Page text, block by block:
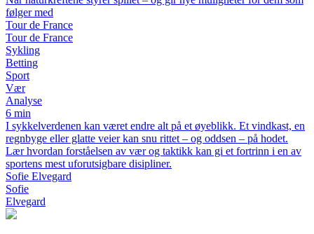
følger med
Tour de France
Tour de France
Sykling
Betting
Sport
Vær
Analyse
6 min
I sykkelverdenen kan været endre alt på et øyeblikk. Et vindkast, en
regnbyge eller glatte veier kan snu rittet – og oddsen – på hodet.
Lær hvordan forståelsen av vær og taktikk kan gi et fortrinn i en av
sportens mest uforutsigbare disipliner.
Sofie Elvegard
Sofie
Elvegard